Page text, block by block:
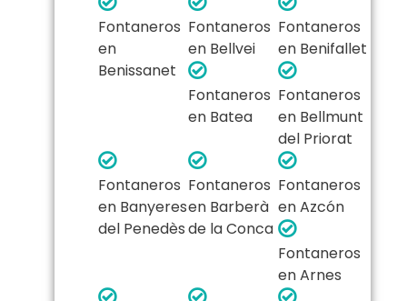
Fontaneros
en
Benissanet
Fontaneros
en Bellvei
Fontaneros
en Benifallet
Fontaneros
en Batea
Fontaneros
en Bellmunt
del Priorat
Fontaneros
en Banyeres
del Penedès
Fontaneros
en Barberà
de la Conca
Fontaneros
en Azcón
Fontaneros
en Arnes